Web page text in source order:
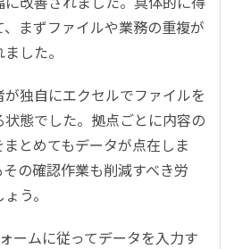
まずファイルや業務の重複が
した。
独自にエクセルでファイルを
態でした。拠点ごとに内容の
とめてもデータが点在しま
の確認作業も削減すべき労
う。
ームに従ってデータを入力す